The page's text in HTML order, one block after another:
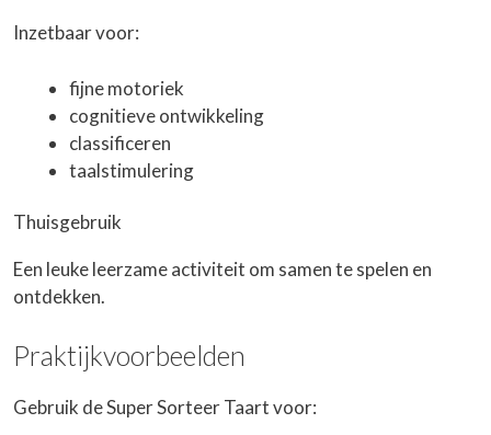
Inzetbaar voor:
fijne motoriek
cognitieve ontwikkeling
classificeren
taalstimulering
Thuisgebruik
Een leuke leerzame activiteit om samen te spelen en
ontdekken.
Praktijkvoorbeelden
Gebruik de Super Sorteer Taart voor: